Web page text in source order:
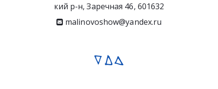
кий р-н, Заречная 46, 601632
malinovoshow@yandex.ru